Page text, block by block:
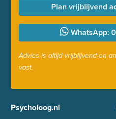
Plan vrijblijvend
WhatsApp:
Advies is altijd vrijblijvend en
vast.
Psycholoog.nl